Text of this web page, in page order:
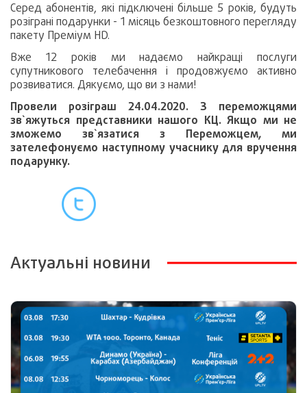
Серед абонентів, які підключені більше 5 років, будуть
розіграні подарунки - 1 місяць безкоштовного перегляду
пакету Преміум HD.
Вже 12 років ми надаємо найкращі послуги
супутникового телебачення і продовжуємо активно
розвиватися. Дякуємо, що ви з нами!
Провели розіграш 24.04.2020. З переможцями
зв`яжуться представники нашого КЦ. Якщо ми не
зможемо зв`язатися з Переможцем, ми
зателефонуємо наступному учаснику для вручення
подарунку.
Актуальні новини